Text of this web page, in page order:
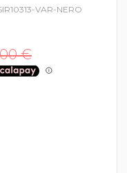
VAR-NERO
€